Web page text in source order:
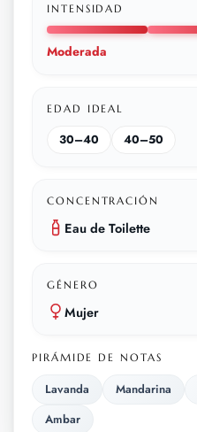
INTENSIDAD
Moderada
EDAD IDEAL
30–40 40–50
CONCENTRACIÓN
Eau de Toilette
GÉNERO
Mujer
PIRÁMIDE DE NOTAS
Lavanda Mandarina
Ambar